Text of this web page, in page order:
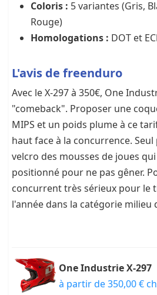
Coloris : 5 variantes (Gris,
Rouge)
Homologations : DOT et
L'avis de freenduro
Avec le X-297 à 350€, One
"comeback". Proposer une
MIPS et un poids plume à ce
haut face à la concurrence.
velcro des mousses de joues
positionné pour ne pas gêner.
concurrent très sérieux pour le
l'année dans la catégorie milieu
One Industrie X-297
à partir de 350,00 €